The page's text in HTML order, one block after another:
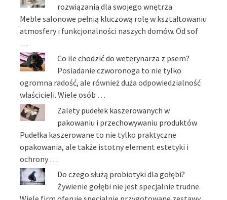
rozwiązania dla swojego wnętrza
Meble salonowe pełnią kluczową rolę w kształtowaniu
atmosfery i funkcjonalności naszych domów. Od sof
…
Co ile chodzić do weterynarza z psem?
Posiadanie czworonoga to nie tylko
ogromna radość, ale również duża odpowiedzialność
właścicieli. Wiele osób …
Zalety pudełek kaszerowanych w
pakowaniu i przechowywaniu produktów
Pudełka kaszerowane to nie tylko praktyczne
opakowania, ale także istotny element estetyki i
ochrony …
Do czego służą probiotyki dla gołębi?
Żywienie gołębi nie jest specjalnie trudne.